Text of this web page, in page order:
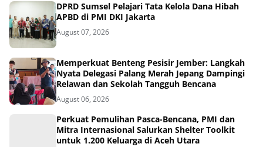
DPRD Sumsel Pelajari Tata Kelola Dana Hibah
APBD di PMI DKI Jakarta
August 07, 2026
Memperkuat Benteng Pesisir Jember: Langkah
Nyata Delegasi Palang Merah Jepang Dampingi
Relawan dan Sekolah Tangguh Bencana
August 06, 2026
Perkuat Pemulihan Pasca-Bencana, PMI dan
Mitra Internasional Salurkan Shelter Toolkit
untuk 1.200 Keluarga di Aceh Utara